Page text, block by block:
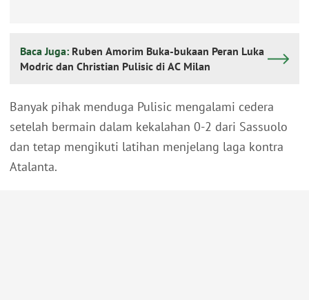
Baca Juga: Ruben Amorim Buka-bukaan Peran Luka
Modric dan Christian Pulisic di AC Milan
Banyak pihak menduga Pulisic mengalami cedera
setelah bermain dalam kekalahan 0-2 dari Sassuolo
dan tetap mengikuti latihan menjelang laga kontra
Atalanta.